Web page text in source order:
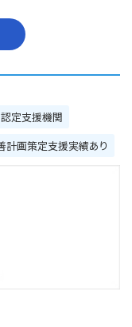
認定支援機関
計画策定支援実績あり